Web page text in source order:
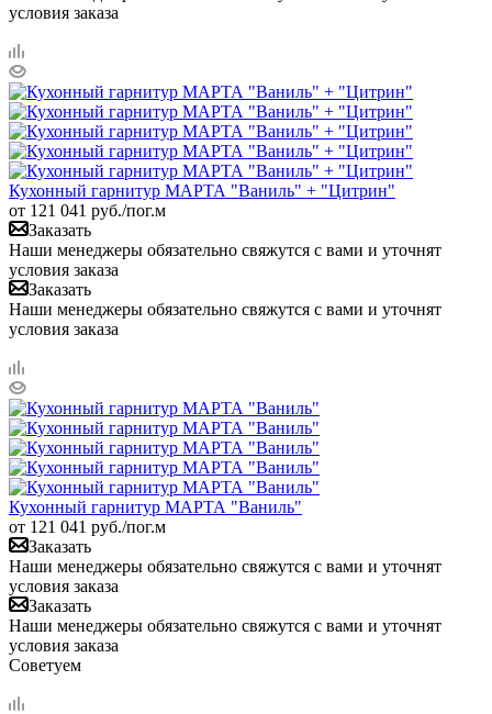
условия заказа
Кухонный гарнитур МАРТА "Ваниль" + "Цитрин"
от 121 041 руб./пог.м
Заказать
Наши менеджеры обязательно свяжутся с вами и уточнят
условия заказа
Заказать
Наши менеджеры обязательно свяжутся с вами и уточнят
условия заказа
Кухонный гарнитур МАРТА "Ваниль"
от 121 041 руб./пог.м
Заказать
Наши менеджеры обязательно свяжутся с вами и уточнят
условия заказа
Заказать
Наши менеджеры обязательно свяжутся с вами и уточнят
условия заказа
Советуем